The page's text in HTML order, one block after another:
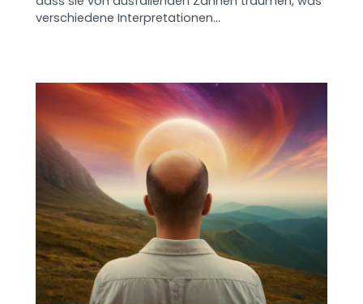
verschiedene Interpretationen…